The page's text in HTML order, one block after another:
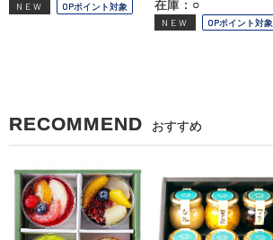
NEW OPポイント対象 在庫：○
NEW OPポイント対象
RECOMMEND おすすめ